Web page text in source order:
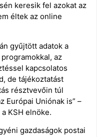
keresik fel azokat az
éltek az online
gyűjtött adatok a
az
kapcsolatos
de tájékoztatást
résztvevőin túl
Európai Uniónak is” –
KSH elnöke.
gazdaságok postai